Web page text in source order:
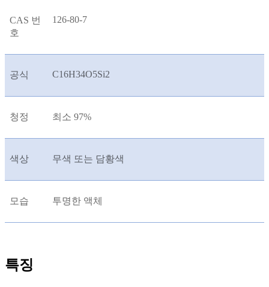
CAS 번
호
126-80-7
공식 C16H34O5Si2
청정 최소 97%
색상 무색 또는 담황색
모습 투명한 액체
특징